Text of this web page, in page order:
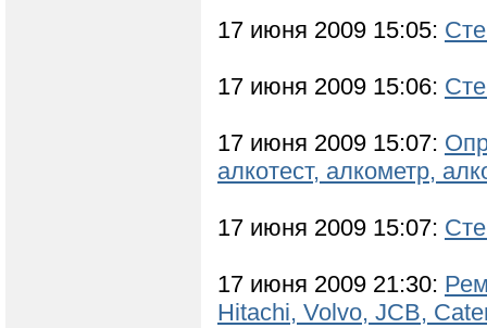
17 июня 2009 15:05:
17 июня 2009 15:06:
17 июня 2009 15:07:
алкотест, алкометр,
17 июня 2009 15:07:
17 июня 2009 21:30:
Hitachi, Volvo, JCB,